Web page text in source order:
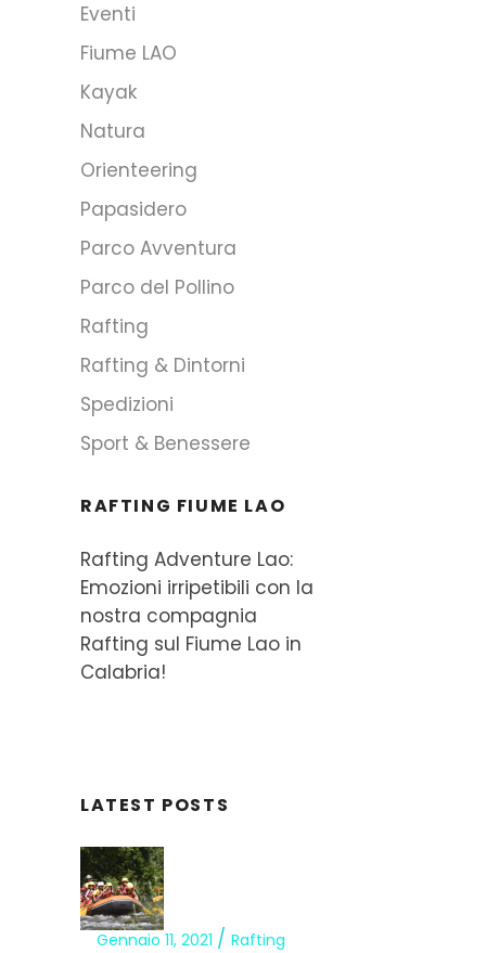
Eventi
Fiume LAO
Kayak
Natura
Orienteering
Papasidero
Parco Avventura
Parco del Pollino
Rafting
Rafting & Dintorni
Spedizioni
Sport & Benessere
RAFTING FIUME LAO
Rafting Adventure Lao:
Emozioni irripetibili con la
nostra compagnia
Rafting sul Fiume Lao in
Calabria!
LATEST POSTS
Gennaio 11, 2021
Rafting